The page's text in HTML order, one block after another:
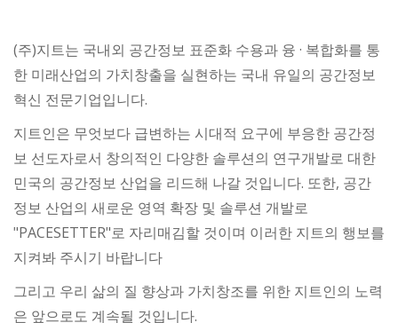
(주)지트는 국내외 공간정보 표준화 수용과 융 · 복합화를 통
한 미래산업의 가치창출을 실현하는 국내 유일의 공간정보
혁신 전문기업입니다.
지트인은 무엇보다 급변하는 시대적 요구에 부응한 공간정
보 선도자로서 창의적인 다양한 솔루션의 연구개발로 대한
민국의 공간정보 산업을 리드해 나갈 것입니다. 또한, 공간
정보 산업의 새로운 영역 확장 및 솔루션 개발로
"PACESETTER"로 자리매김할 것이며 이러한 지트의 행보를
지켜봐 주시기 바랍니다
그리고 우리 삶의 질 향상과 가치창조를 위한 지트인의 노력
은 앞으로도 계속될 것입니다.